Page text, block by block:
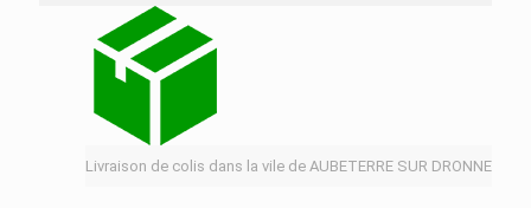
Livraison de colis dans la vile de AUBETERRE SUR DRONNE